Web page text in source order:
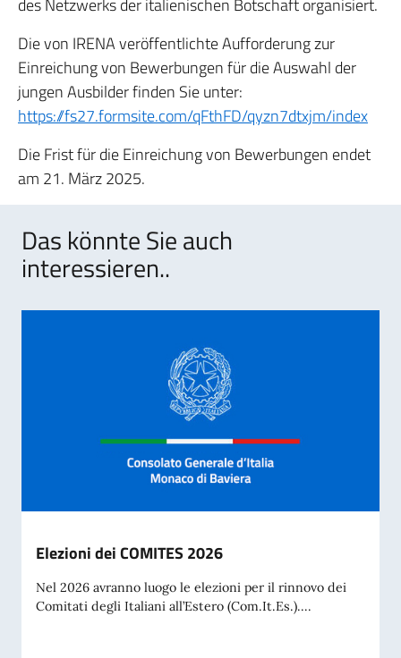
des Netzwerks der italienischen Botschaft organisiert.
Die von IRENA veröffentlichte Aufforderung zur
Einreichung von Bewerbungen für die Auswahl der
jungen Ausbilder finden Sie unter:
https://fs27.formsite.com/qFthFD/qyzn7dtxjm/index
Die Frist für die Einreichung von Bewerbungen endet
am 21. März 2025.
Das könnte Sie auch
interessieren..
Elezioni dei COMITES 2026
Nel 2026 avranno luogo le elezioni per il rinnovo dei
Comitati degli Italiani all’Estero (Com.It.Es.)....